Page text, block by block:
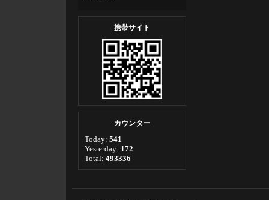
携帯サイト
カウンター
Today: 541
Yesterday: 172
Total: 493336